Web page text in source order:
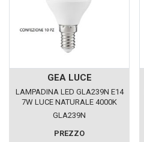
GEA LUCE
LAMPADINA LED GLA239N E14
7W LUCE NATURALE 4000K
GEALED BOX 10 PEZZI
GLA239N
PREZZO